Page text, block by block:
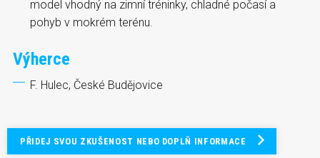
model vhodný na zimní tréninky, chladné počasí a
pohyb v mokrém terénu.
Výherce
F. Hulec, České Budějovice
PŘIDEJ SVOU ZKUŠENOST NEBO DOPLŇ INFORMACE